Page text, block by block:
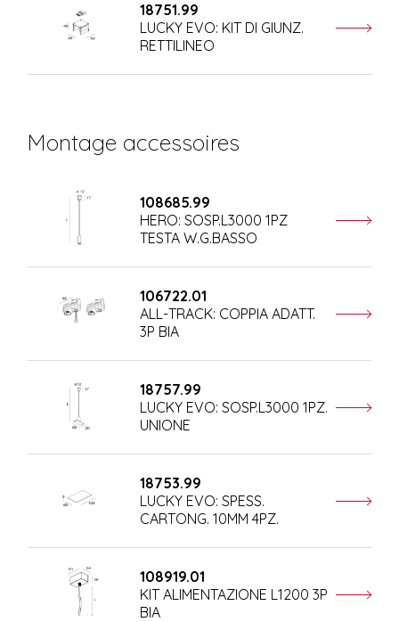
18751.99
LUCKY EVO: KIT DI GIUNZ.
RETTILINEO
Montage accessoires
108685.99
HERO: SOSP.L3000 1PZ
TESTA W.G.BASSO
106722.01
ALL-TRACK: COPPIA ADATT.
3P BIA
18757.99
LUCKY EVO: SOSP.L3000 1PZ.
UNIONE
18753.99
LUCKY EVO: SPESS.
CARTONG. 10MM 4PZ.
108919.01
KIT ALIMENTAZIONE L1200 3P
BIA